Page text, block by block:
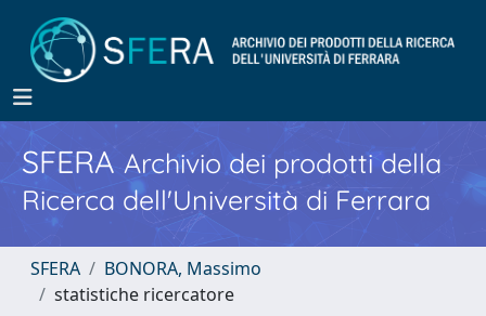
SFERA Archivio dei prodotti della
Ricerca dell'Università di Ferrara
SFERA
BONORA, Massimo
statistiche ricercatore